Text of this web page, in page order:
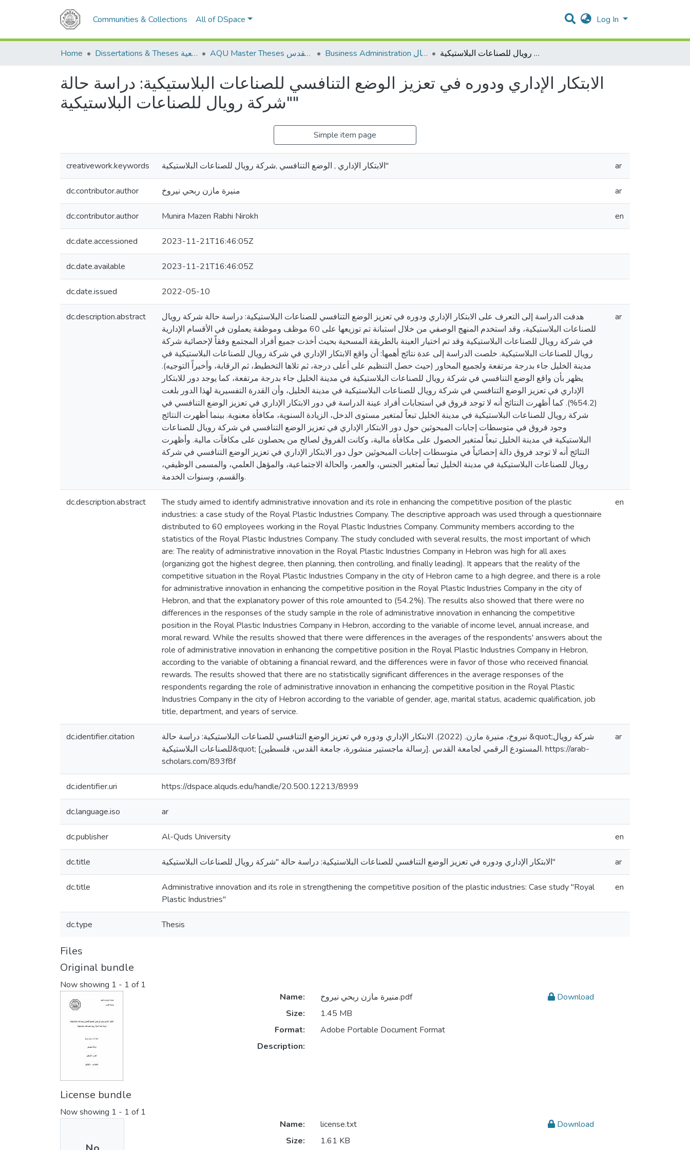
Communities & Collections All of DSpace Log In
Home Dissertations & Theses الرسائل الجامعية AQU Master Theses الرسائل الجامعية الخاصة بجامعة القدس Business Administration إدارة الاعمال الابتكار الإداري ودوره في تعزيز الوضع التنافسي للصناعات البلاستيكية: دراسة حالة "شركة رويال للصناعات البلاستيكية"
الابتكار الإداري ودوره في تعزيز الوضع التنافسي للصناعات البلاستيكية: دراسة حالة
"شركة رويال للصناعات البلاستيكية"
Simple item page
creativework.keywords الابتكار الإداري , الوضع التنافسي ,شركة رويال للصناعات البلاستيكية" ar
dc.contributor.author منيرة مازن ربحي نيروخ ar
dc.contributor.author Munira Mazen Rabhi Nirokh en
dc.date.accessioned 2023-11-21T16:46:05Z
dc.date.available 2023-11-21T16:46:05Z
dc.date.issued 2022-05-10
dc.description.abstract
هدفت الدراسة إلى التعرف على الابتكار الإداري ودوره في تعزيز الوضع التنافسي للصناعات البلاستيكية: دراسة حالة شركة رويال
للصناعات البلاستيكية، وقد استخدم المنهج الوصفي من خلال استبانة تم توزيعها على 60 موظف وموظفة يعملون في الأقسام الإدارية
في شركة رويال للصناعات البلاستيكية وقد تم اختيار العينة بالطريقة المسحية بحيث أخذت جميع أفراد المجتمع وفقاً لإحصائية شركة
رويال للصناعات البلاستيكية. خلصت الدراسة إلى عدة نتائج أهمها: أن واقع الابتكار الإداري في شركة رويال للصناعات البلاستيكية في
مدينة الخليل جاء بدرجة مرتفعة ولجميع المحاور (حيث حصل التنظيم على أعلى درجة، ثم تلاها التخطيط، ثم الرقابة، وأخيراً التوجيه).
يظهر بأن واقع الوضع التنافسي في شركة رويال للصناعات البلاستيكية في مدينة الخليل جاء بدرجة مرتفعة، كما يوجد دور للابتكار
الإداري في تعزيز الوضع التنافسي في شركة رويال للصناعات البلاستيكية في مدينة الخليل، وأن القدرة التفسيرية لهذا الدور بلغت
(54.2%). كما أظهرت النتائج أنه لا توجد فروق في استجابات أفراد عينة الدراسة في دور الابتكار الإداري في تعزيز الوضع التنافسي في
شركة رويال للصناعات البلاستيكية في مدينة الخليل تبعاً لمتغير مستوى الدخل، الزيادة السنوية، مكافأة معنوية. بينما أظهرت النتائج
وجود فروق في متوسطات إجابات المبحوثين حول دور الابتكار الإداري في تعزيز الوضع التنافسي في شركة رويال للصناعات
البلاستيكية في مدينة الخليل تبعاً لمتغير الحصول على مكافأة مالية، وكانت الفروق لصالح من يحصلون على مكافآت مالية. وأظهرت
النتائج أنه لا توجد فروق دالة إحصائياً في متوسطات إجابات المبحوثين حول دور الابتكار الإداري في تعزيز الوضع التنافسي في شركة
رويال للصناعات البلاستيكية في مدينة الخليل تبعاً لمتغير الجنس، والعمر، والحالة الاجتماعية، والمؤهل العلمي، والمسمى الوظيفي،
والقسم، وسنوات الخدمة.
ar
dc.description.abstract
The study aimed to identify administrative innovation and its role in enhancing the competitive position of the plastic
industries: a case study of the Royal Plastic Industries Company. The descriptive approach was used through a questionnaire
distributed to 60 employees working in the Royal Plastic Industries Company. Community members according to the
statistics of the Royal Plastic Industries Company. The study concluded with several results, the most important of which
are: The reality of administrative innovation in the Royal Plastic Industries Company in Hebron was high for all axes
(organizing got the highest degree, then planning, then controlling, and finally leading). It appears that the reality of the
competitive situation in the Royal Plastic Industries Company in the city of Hebron came to a high degree, and there is a role
for administrative innovation in enhancing the competitive position in the Royal Plastic Industries Company in the city of
Hebron, and that the explanatory power of this role amounted to (54.2%). The results also showed that there were no
differences in the responses of the study sample in the role of administrative innovation in enhancing the competitive
position in the Royal Plastic Industries Company in Hebron, according to the variable of income level, annual increase, and
moral reward. While the results showed that there were differences in the averages of the respondents' answers about the
role of administrative innovation in enhancing the competitive position in the Royal Plastic Industries Company in Hebron,
according to the variable of obtaining a financial reward, and the differences were in favor of those who received financial
rewards. The results showed that there are no statistically significant differences in the average responses of the
respondents regarding the role of administrative innovation in enhancing the competitive position in the Royal Plastic
Industries Company in the city of Hebron according to the variable of gender, age, marital status, academic qualification, job
title, department, and years of service.
en
dc.identifier.citation
نيروخ، منيرة مازن. (2022). الابتكار الإداري ودوره في تعزيز الوضع التنافسي للصناعات البلاستيكية: دراسة حالة &quot;شركة رويال
للصناعات البلاستيكية&quot; [رسالة ماجستير منشورة، جامعة القدس، فلسطين]. المستودع الرقمي لجامعة القدس. https://arab-
scholars.com/893f8f
ar
dc.identifier.uri https://dspace.alquds.edu/handle/20.500.12213/8999
dc.language.iso ar
dc.publisher Al-Quds University en
dc.title الابتكار الإداري ودوره في تعزيز الوضع التنافسي للصناعات البلاستيكية: دراسة حالة "شركة رويال للصناعات البلاستيكية" ar
dc.title
Administrative innovation and its role in strengthening the competitive position of the plastic industries: Case study "Royal
Plastic Industries"
en
dc.type Thesis
Files
Original bundle
Now showing 1 - 1 of 1
Name:
منيرة مازن ربحي نيروخ.pdf
Size:
1.45 MB
Format:
Adobe Portable Document Format
Description:
Download
License bundle
Now showing 1 - 1 of 1
Name:
license.txt
Size:
1.61 KB
Download